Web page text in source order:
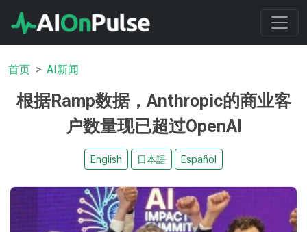
首页 AI新闻
根据Ramp数据，Anthropic的商业客
户数量现已超过OpenAI
English 日本語 Español